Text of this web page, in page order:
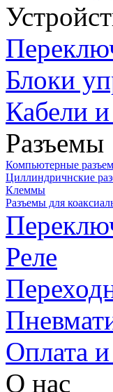
Блоки
Кабели
Разъемы
Компьютерные
Циллиндричнские
Клеммы
Разъемы для
Реле
Оплата и
О нас